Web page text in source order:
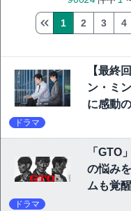
1 2 3 4
【最終
ン・ミ
に感動
ドラマ
「GTO
の悩み
ムも覚
ドラマ